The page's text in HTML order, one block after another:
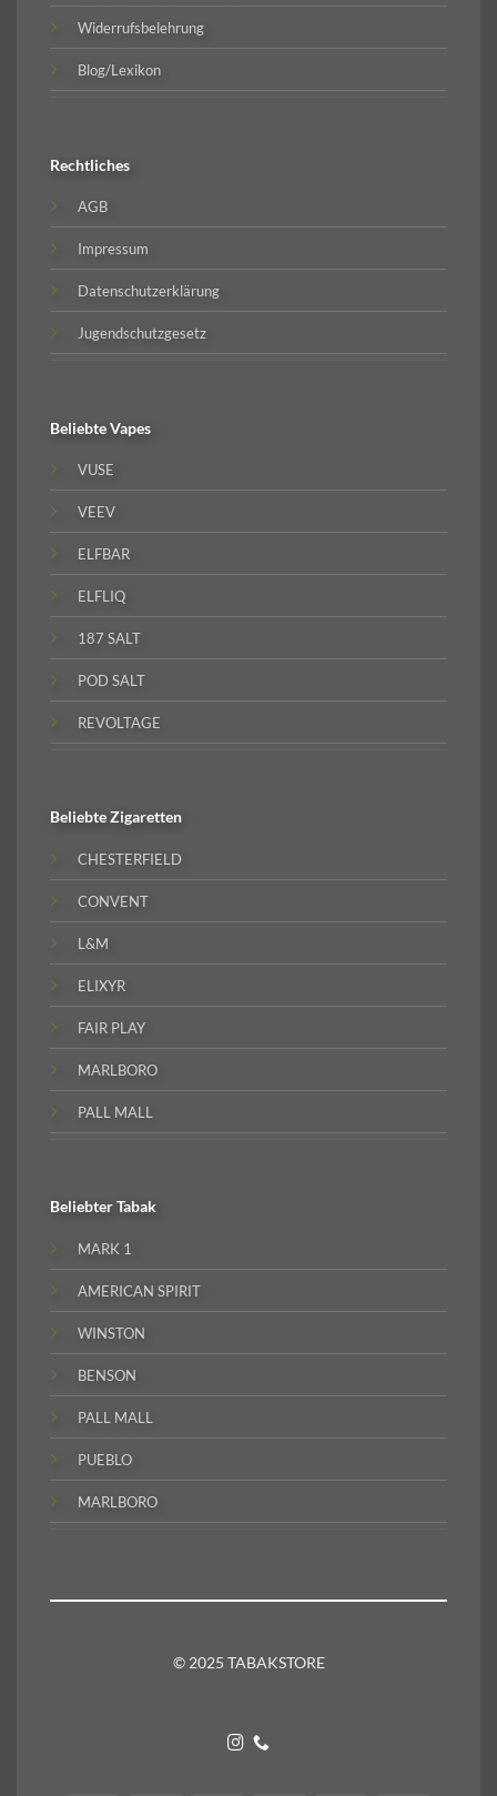
Widerrufsbelehrung
Blog/Lexikon
Rechtliches
AGB
Impressum
Datenschutzerklärung
Jugendschutzgesetz
BeliebteVapes
VUSE
VEEV
ELFBAR
ELFLIQ
187 SALT
POD SALT
REVOLTAGE
BeliebteZigaretten
CHESTERFIELD
CONVENT
L&M
ELIXYR
FAIR PLAY
MARLBORO
PALL MALL
BeliebterTabak
MARK 1
AMERICAN SPIRIT
WINSTON
BENSON
PALL MALL
PUEBLO
MARLBORO
© 2025 TABAKSTORE